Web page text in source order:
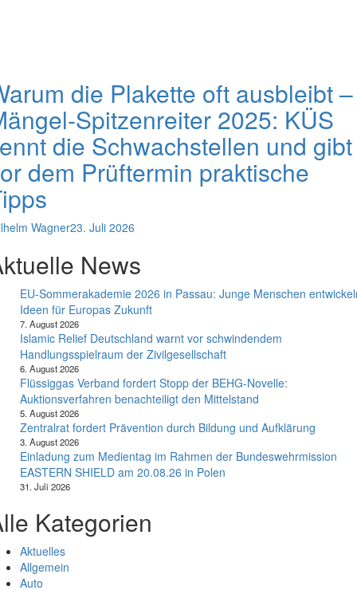
die Plakette oft ausbleibt –
Spitzenreiter 2025: KÜS
die Schwachstellen und gibt
dem Prüftermin praktische
Wagner23. Juli 2026
News
EU-Sommerakademie 2026 in Passau: Junge Menschen
Ideen für Europas Zukunft
7. August 2026
Islamic Relief Deutschland warnt vor schwindendem
Handlungsspielraum der Zivilgesellschaft
6. August 2026
Flüssiggas Verband fordert Stopp der BEHG-Novelle:
Auktionsverfahren benachteiligt den Mittelstand
5. August 2026
Zentralrat fordert Prävention durch Bildung und Aufklärung
3. August 2026
Einladung zum Medientag im Rahmen der Bundeswehrmission
EASTERN SHIELD am 20.08.26 in Polen
31. Juli 2026
Kategorien
Aktuelles
Allgemein
Auto